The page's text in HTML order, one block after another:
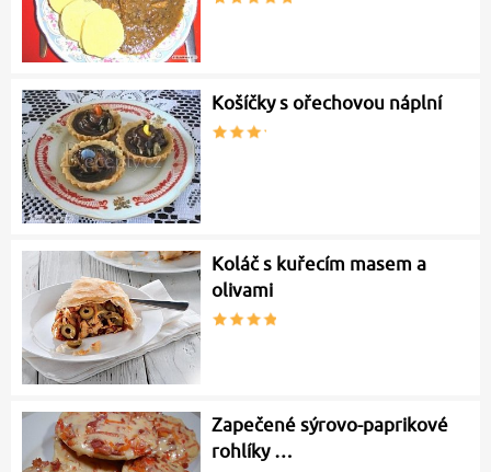
Košíčky s ořechovou náplní
Koláč s kuřecím masem a
olivami
Zapečené sýrovo-paprikové
rohlíky …